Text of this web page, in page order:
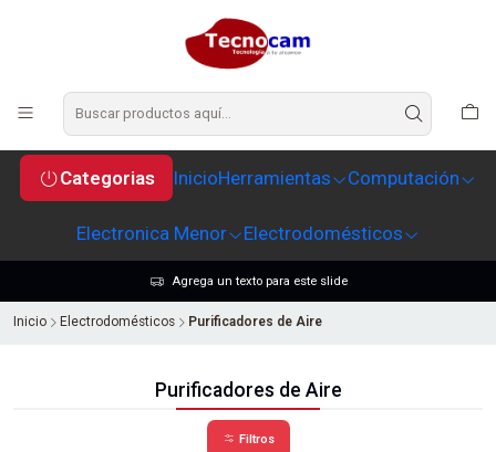
Categorias InicioHerramientas Computación
Electronica Menor Electrodomésticos
Agrega un texto para este slide
Inicio Electrodomésticos Purificadores de Aire
Purificadores de Aire
Filtros